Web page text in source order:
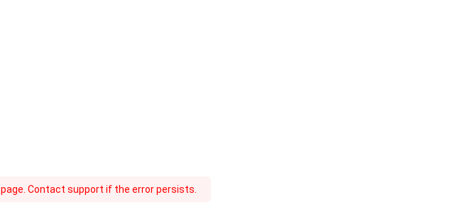
Contact support if the error persists.